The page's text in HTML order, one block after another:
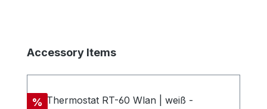
Produktgalerie überspringen
Accessory Items
Rabatt
%